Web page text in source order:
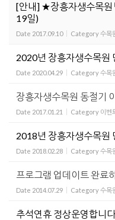
[안내] ★장흥자생수목원
19일)
Date 2017.09.10 Category수목
2020년 장흥자생수목원
Date 2020.04.29 Category수목
장흥자생수목원 동절기
Date 2017.01.21 Category 이벤
2018년 장흥자생수목원
Date 2018.02.28 Category수목
프로그램 업데이트 완료
Date 2014.07.29 Category수목
추석연휴 정상운영합니